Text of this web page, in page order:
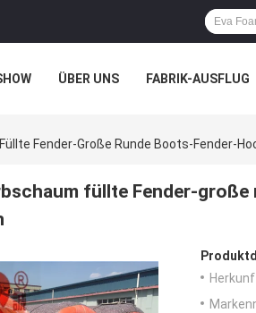
ÜBER UNS FABRIK-AUSFLUG
Fender-Große Runde Boots-Fender-
füllte Fender-